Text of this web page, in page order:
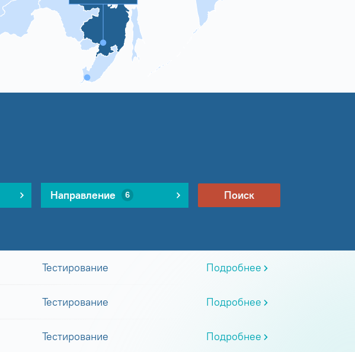
Направление 6 Поиск
Тестирование Подробнее
Тестирование Подробнее
Тестирование Подробнее